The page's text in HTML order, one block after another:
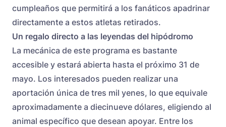
cumpleaños que permitirá a los fanáticos apadrinar
directamente a estos atletas retirados.
Un regalo directo a las leyendas del hipódromo
La mecánica de este programa es bastante
accesible y estará abierta hasta el próximo 31 de
mayo. Los interesados pueden realizar una
aportación única de tres mil yenes, lo que equivale
aproximadamente a diecinueve dólares, eligiendo al
animal específico que desean apoyar. Entre los